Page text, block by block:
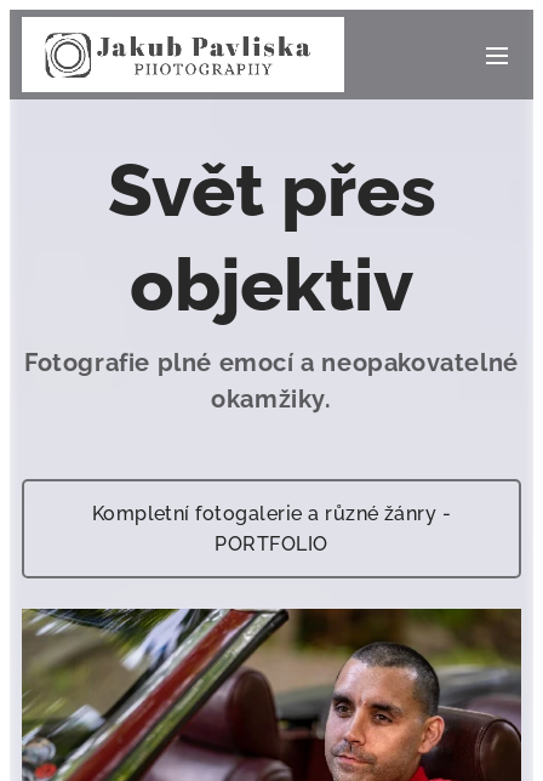
Svět přes
objektiv
Fotografie plné emocí a neopakovatelné
okamžiky.
Kompletní fotogalerie a různé žánry -
PORTFOLIO